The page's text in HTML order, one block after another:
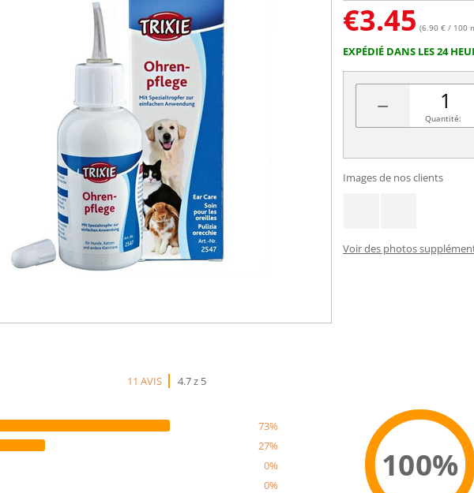
€3.45 (6.90 € / 100
EXPÉDIÉ DANS LES 24
− Quantité:
Images de nos clients
Voir des photos
11 AVIS 4.7 z 5
73%
27%
0%
0%
100%